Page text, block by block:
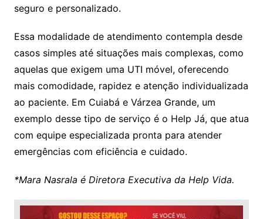
seguro e personalizado.
Essa modalidade de atendimento contempla desde
casos simples até situações mais complexas, como
aquelas que exigem uma UTI móvel, oferecendo
mais comodidade, rapidez e atenção individualizada
ao paciente. Em Cuiabá e Várzea Grande, um
exemplo desse tipo de serviço é o Help Já, que atua
com equipe especializada pronta para atender
emergências com eficiência e cuidado.
*Mara Nasrala é Diretora Executiva da Help Vida.